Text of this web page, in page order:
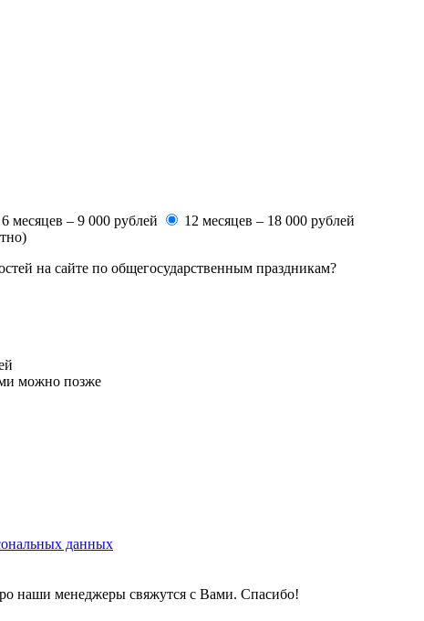
6 месяцев – 9 000 рублей
12 месяцев – 18 000 рублей
на сайте по общегосударственным праздникам?
можно позже
данных
наши менеджеры свяжутся с Вами. Спасибо!